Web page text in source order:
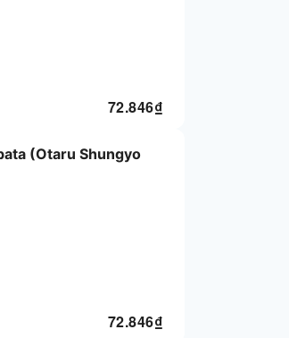
₫
72.846
(Otaru Shungyo
₫
72.846